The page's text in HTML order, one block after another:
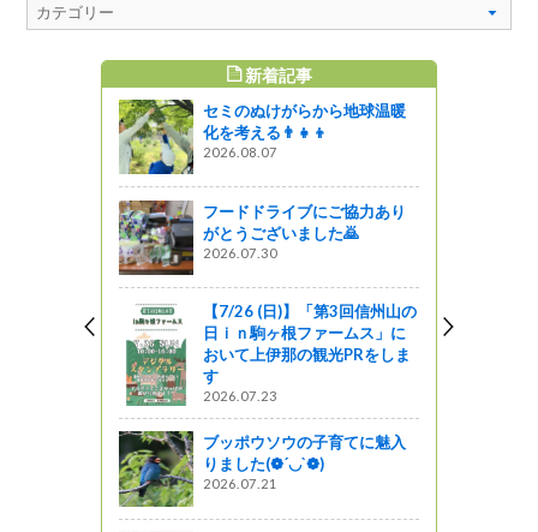
新着記事
セミのぬけがらから地球温暖
化を考える👨‍👧‍👦
2026.08.07
フードドライブにご協力あり
がとうございました🙇
2026.07.30
【7/26 (日)】「第3回信州山の
日ｉｎ駒ヶ根ファームス」に
おいて上伊那の観光PRをしま
す
2026.07.23
ブッポウソウの子育てに魅入
りました(❁´◡`❁)
2026.07.21